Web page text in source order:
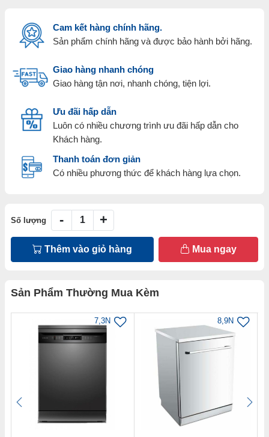
Cam kết hàng chính hãng.
Sản phẩm chính hãng và được bảo hành bởi hãng.
Giao hàng nhanh chóng
Giao hàng tận nơi, nhanh chóng, tiện lợi.
Ưu đãi hấp dẫn
Luôn có nhiều chương trình ưu đãi hấp dẫn cho
Khách hàng.
Thanh toán đơn giản
Có nhiều phương thức để khách hàng lựa chọn.
Số lượng - +
Thêm vào giỏ hàng Mua ngay
Sản Phẩm Thường Mua Kèm
7,3N 8,9N